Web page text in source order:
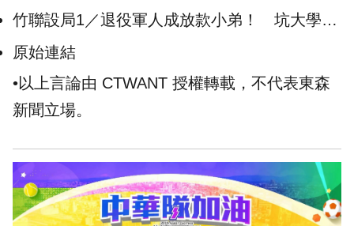
謝一路支持的每位朋友
竹聯設局1／退役軍人成放款小弟！ 坑大學生
害家族慘簽300萬本票
原始連結
•以上言論由 CTWANT 授權轉載，不代表東森
新聞立場。